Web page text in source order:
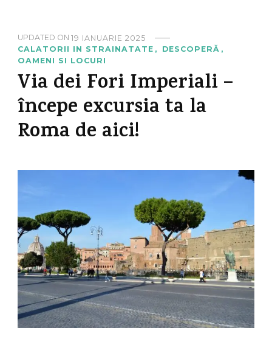
UPDATED ON 19 IANUARIE 2025
CALATORII IN STRAINATATE
DESCOPERĂ
OAMENI SI LOCURI
Via dei Fori Imperiali –
începe excursia ta la
Roma de aici!